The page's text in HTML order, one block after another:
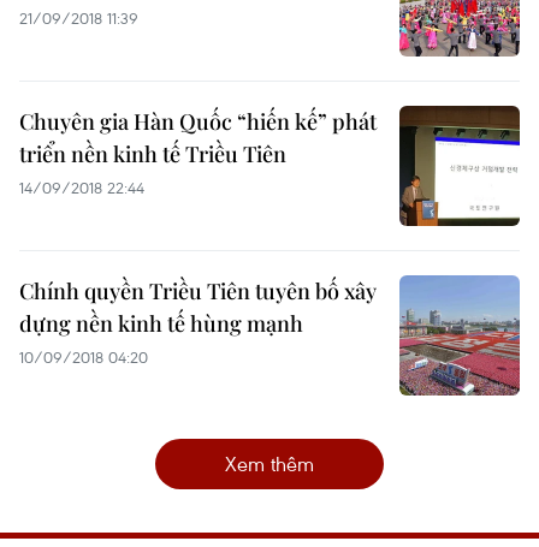
21/09/2018 11:39
Chuyên gia Hàn Quốc “hiến kế” phát
triển nền kinh tế Triều Tiên
14/09/2018 22:44
Chính quyền Triều Tiên tuyên bố xây
dựng nền kinh tế hùng mạnh
10/09/2018 04:20
Xem thêm